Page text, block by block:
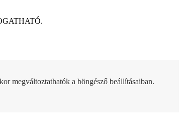
megváltoztathatók a böngésző beállításaiban.